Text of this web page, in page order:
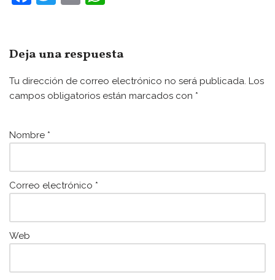
e
b
o
k
er l
s
A
p
Deja una respuesta
Tu dirección de correo electrónico no será publicada. Los
campos obligatorios están marcados con *
Nombre *
Correo electrónico *
Web